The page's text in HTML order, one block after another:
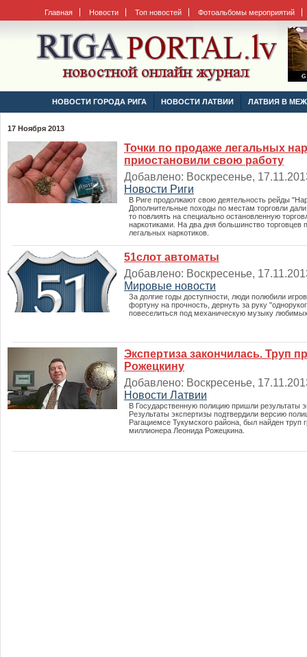
Главная Новости Топ новостей Фотоальбомы мероприятий
НОВОСТИ ГОРОДА РИГА НОВОСТИ ЛАТВИИ ЛАТВИЯ В
17 Ноября 2013
Точки по продаже легальных
приостановили свою работу
Добавлено: Воскресенье,
Новости Риги
В Риге продолжают свою деятельность рейды
Дополнительные походы по местам торговли
то повлиять на специально остановленную
наркотиками. На два дня большинство торговцев
легальных наркотиков.
51слот автоматы
Добавлено: Воскресенье,
Мировые новости
За долгие годы доступности, люди полюбили
фортуну на прочность, дернуть за руку
повеселиться под механическую музыку
Экспертиза закончилась. Труп
Рожецкину
Добавлено: Воскресенье,
Новости Латвии
В Государственную полицию пришли результаты
Результаты экспертизы подтвердили версию
Рагациемсе Тукумского района, был найден
миллионера Леонида Рожецкина.